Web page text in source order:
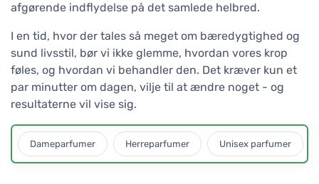
afgørende indflydelse på det samlede helbred.
I en tid, hvor der tales så meget om bæredygtighed og
sund livsstil, bør vi ikke glemme, hvordan vores krop
føles, og hvordan vi behandler den. Det kræver kun et
par minutter om dagen, vilje til at ændre noget - og
resultaterne vil vise sig.
Dameparfumer Herreparfumer Unisex parfumer